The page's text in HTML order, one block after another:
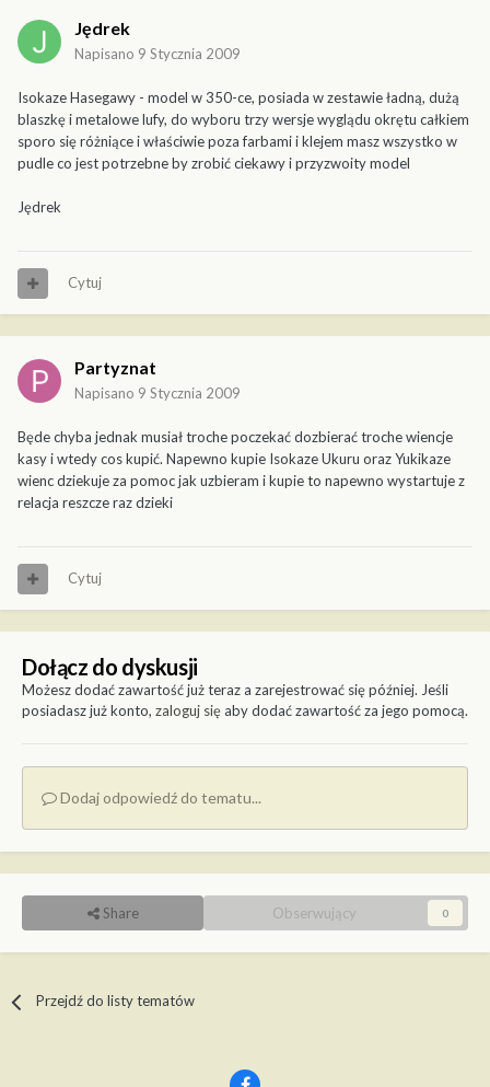
Jędrek
Napisano 9 Stycznia 2009
Isokaze Hasegawy - model w 350-ce, posiada w zestawie ładną, dużą
blaszkę i metalowe lufy, do wyboru trzy wersje wyglądu okrętu całkiem
sporo się różniące i właściwie poza farbami i klejem masz wszystko w
pudle co jest potrzebne by zrobić ciekawy i przyzwoity model
Jędrek
Cytuj
Partyznat
Napisano 9 Stycznia 2009
Będe chyba jednak musiał troche poczekać dozbierać troche wiencje
kasy i wtedy cos kupić. Napewno kupie Isokaze Ukuru oraz Yukikaze
wienc dziekuje za pomoc jak uzbieram i kupie to napewno wystartuje z
relacja reszcze raz dzieki
Cytuj
Dołącz do dyskusji
Możesz dodać zawartość już teraz a zarejestrować się później. Jeśli
posiadasz już konto, zaloguj sięaby dodać zawartość za jego pomocą.
Dodaj odpowiedź do tematu...
Share Obserwujący 0
Przejdź do listy tematów